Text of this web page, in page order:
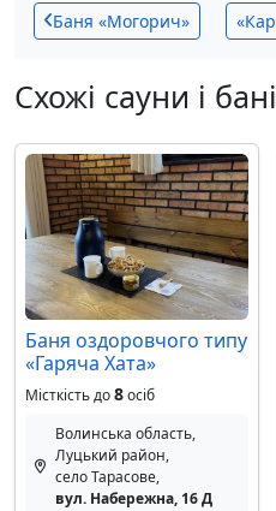
Баня «Могорич»
Схожі сауни і бані
Баня оздоровчого типу
«Гаряча Хата»
Місткість до8осіб
Волинська область,
Луцький район,
село Тарасове,
вул. Набережна, 16 Д